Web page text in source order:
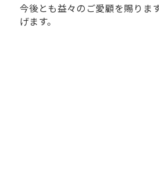
今後とも益々のご愛顧を賜りま
げます。